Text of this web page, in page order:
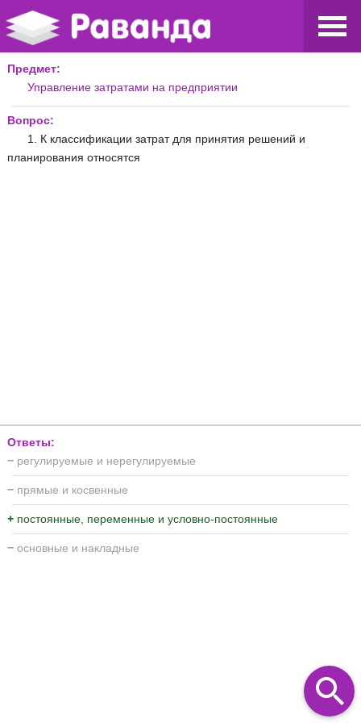
Предмет:
Управление затратами на предприятии
Вопрос:
1. К классификации затрат для принятия решений и
планирования относятся
Ответы:
− регулируемые и нерегулируемые
− прямые и косвенные
+ постоянные, переменные и условно-постоянные
− основные и накладные